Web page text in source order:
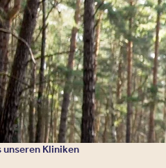
unseren Kliniken